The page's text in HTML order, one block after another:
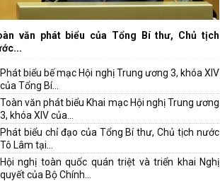
văn phát biểu của Tổng Bí thư, Chủ tịch
Phát biểu bế mạc Hội nghị Trung ương 3, khóa XIV
của Tổng Bí...
Toàn văn phát biểu Khai mạc Hội nghị Trung ương
3, khóa XIV của...
Phát biểu chỉ đạo của Tổng Bí thư, Chủ tịch nước
Tô Lâm tại...
Hội nghị toàn quốc quán triệt và triển khai Nghị
quyết của Bộ Chính...